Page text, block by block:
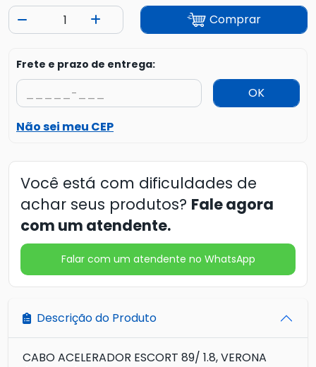
Comprar
Frete e prazo de entrega:
OK
Não sei meu CEP
Você está com dificuldades de
achar seus produtos? Fale agora
com um atendente.
Falar com um atendente no WhatsApp
Descrição do Produto
CABO ACELERADOR ESCORT 89/ 1.8, VERONA